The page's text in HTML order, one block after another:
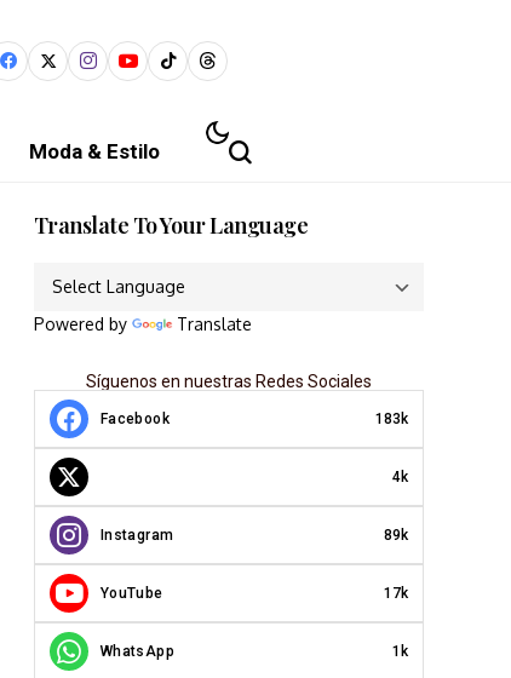
Moda & Estilo
Translate To Your Language
Powered by Translate
Síguenos en nuestras Redes Sociales
Facebook 183k
4k
Instagram 89k
YouTube 17k
WhatsApp 1k